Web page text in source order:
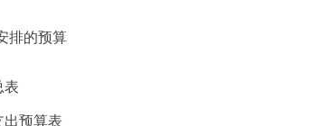
排的预算
表
出预算表